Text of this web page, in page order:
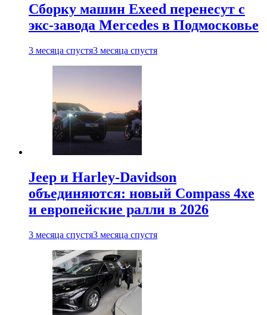
Сборку машин Exeed перенесут с
экс-завода Mercedes в Подмосковье
3 месяца спустя3 месяца спустя
Jeep и Harley-Davidson
объединяются: новый Compass 4xe
и европейские ралли в 2026
3 месяца спустя3 месяца спустя